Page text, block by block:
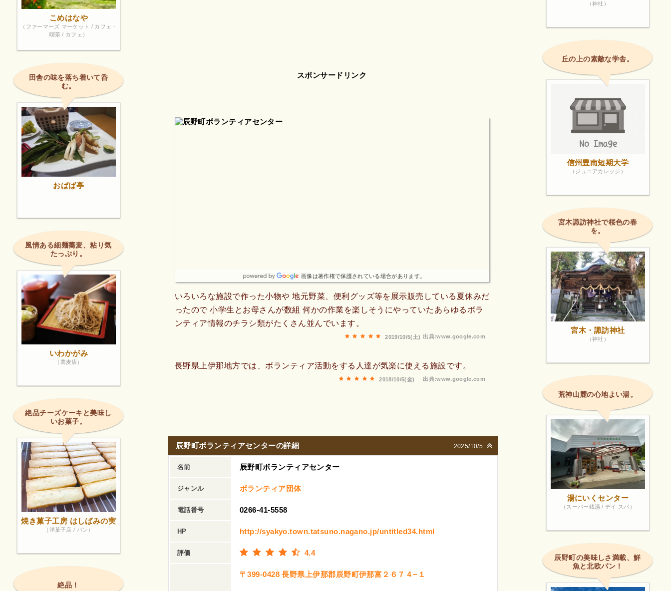
スポンサードリンク
画像は著作権で保護されている場合があります。
いろいろな施設で作った小物や 地元野菜、便利グッズ等を展示販売している夏休みだ
ったので 小学生とお母さんが数組 何かの作業を楽しそうにやっていたあらゆるボラ
ンティア情報のチラシ類がたくさん並んでいます。
出典:www.google.com
2019/10/5(土)
長野県上伊那地方では、ボランティア活動をする人達が気楽に使える施設です。
出典:www.google.com
2018/10/5(金)
2025/10/5
辰野町ボランティアセンターの詳細
名前 辰野町ボランティアセンター
ジャンル ボランティア団体
電話番号 0266-41-5558
HP http://syakyo.town.tatsuno.nagano.jp/untitled34.html
評価 4.4
〒399-0428 長野県上伊那郡辰野町伊那富２６７４−１
こめはなや
（ファーマーズ マーケット / カフェ・
喫茶 / カフェ）
田舎の味を落ち着いて呑
む。
おばば亭
風情ある細麺蕎麦、粘り気
たっぷり。
いわかがみ
（蕎麦店）
絶品チーズケーキと美味し
いお菓子。
焼き菓子工房 はしばみの実
（洋菓子店 / パン）
絶品！
（神社）
丘の上の素敵な学舎。
信州豊南短期大学
（ジュニアカレッジ）
宮木諏訪神社で桜色の春
を。
宮木・諏訪神社
（神社）
荒神山麓の心地よい湯。
湯にいくセンター
（スーパー銭湯 / デイ スパ）
辰野町の美味しさ満載、鮮
魚と北欧パン！